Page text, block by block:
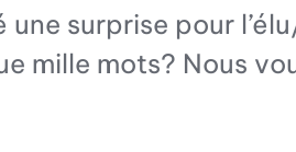
surprise pour
mille mots? Nous